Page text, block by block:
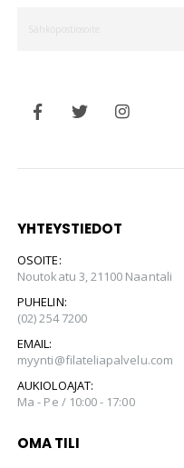
YHTEYSTIEDOT
OSOITE:
Noutokatu 3, 21100 Naantali
PUHELIN:
(02) 254 7200
EMAIL:
myynti@filateliapalvelu.com
AUKIOLOAJAT:
Ma - Pe / 10:00 - 17:00
OMA TILI